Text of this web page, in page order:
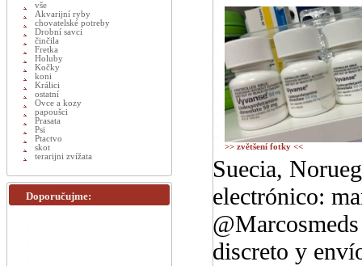
>> zvětšení fotky <<
Suecia,
electrónico:
discreto y
vše
Akvarijní ryby
chovatelské potreby
Drobní savci
činčila
Fretka
Holuby
Kočky
koni
Králici
ostatní
Ovce a kozy
papoušci
Prasata
Psi
Ptactvo
skot
terarijni zvížata
Doporučujme: